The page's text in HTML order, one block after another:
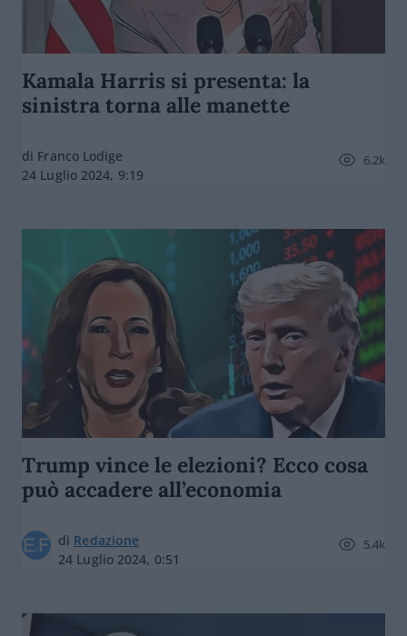
Kamala Harris si presenta: la
sinistra torna alle manette
di Franco Lodige
24 Luglio 2024, 9:19
6.2k
Trump vince le elezioni? Ecco cosa
può accadere all’economia
di Redazione
24 Luglio 2024, 0:51
5.4k